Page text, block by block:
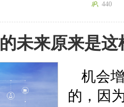
440
未来原来是这
机会
的，因